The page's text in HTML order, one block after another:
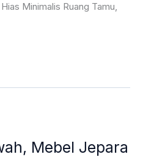
Minimalis Ruang Tamu,
Mebel Jepara